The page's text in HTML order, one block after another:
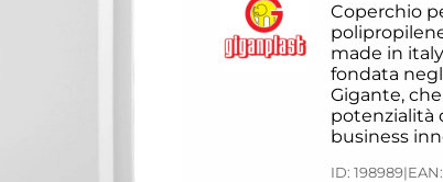
Coperchio
made in
fondata
Gigante,
potenzialità
business
ID: 198989|